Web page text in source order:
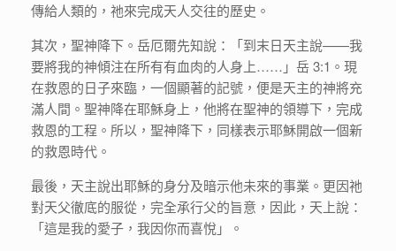
傳給人類的，祂來完成天人交往的歷史。
其次，聖神降下。岳厄爾先知說：「到末日天主說——我
要將我的神傾注在所有有血肉的人身上……」岳 3:1。現
在救恩的日子來臨，一個顯著的記號，便是天主的神將充
滿人間。聖神降在耶穌身上，他將在聖神的領導下，完成
救恩的工程。所以，聖神降下，同樣表示耶穌開啟一個新
的救恩時代。
最後，天主說出耶穌的身分及暗示他未來的事業。更因祂
對天父徹底的服從，完全承行父的旨意，因此，天上說：
「這是我的愛子，我因你而喜悅」。